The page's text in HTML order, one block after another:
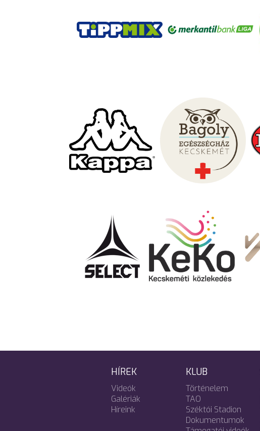
HÍREK
Videók
Galériák
Híreink
KLUB
Történelem
TAO
Széktói Stadion
Dokumentumok